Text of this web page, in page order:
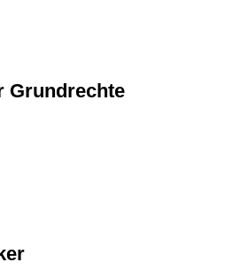
Grundrechte